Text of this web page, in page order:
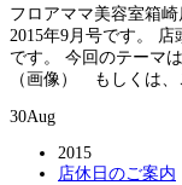
フロアママ美容室箱
2015年9月号です。
です。 今回のテーマ
（画像） もしくは
30Aug
2015
店休日のご案内